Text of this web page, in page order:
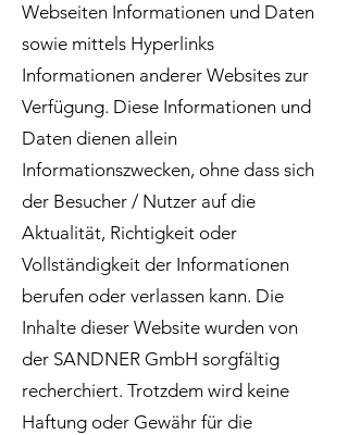
Webseiten Informationen und Daten
sowie mittels Hyperlinks
Informationen anderer Websites zur
Verfügung. Diese Informationen und
Daten dienen allein
Informationszwecken, ohne dass sich
der Besucher / Nutzer auf die
Aktualität, Richtigkeit oder
Vollständigkeit der Informationen
berufen oder verlassen kann. Die
Inhalte dieser Website wurden von
der SANDNER GmbH sorgfältig
recherchiert. Trotzdem wird keine
Haftung oder Gewähr für die